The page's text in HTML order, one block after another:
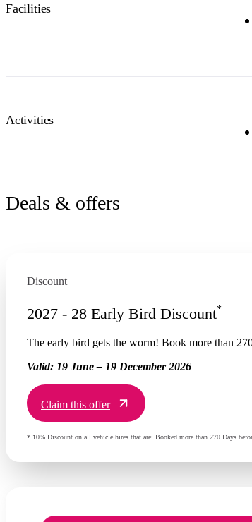
Facilities
Activities
Deals & offers
Discount
2027 - 28 Early Bird Discount*
The early bird gets the worm! Book more than
Valid: 19 June – 19 December 2026
Claim this offer
* 10% Discount on all vehicle hires that are: Booked more than 270 Days